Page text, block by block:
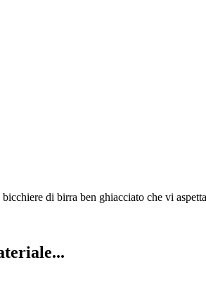
di birra ben ghiacciato che vi